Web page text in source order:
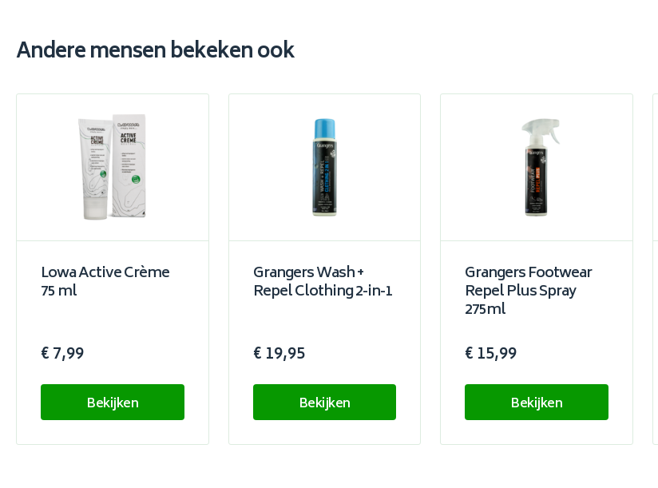
Andere mensen bekeken ook
Lowa Active Crème
75 ml
€ 7,99
Bekijken
Grangers Wash +
Repel Clothing 2-in-1
€ 19,95
Bekijken
Grangers Footwear
Repel Plus Spray
275ml
€ 15,99
Bekijken